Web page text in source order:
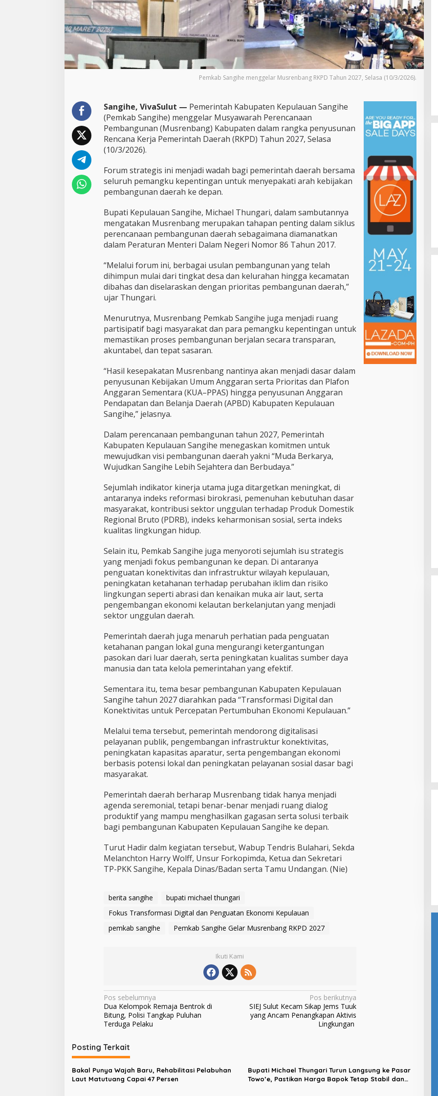
g
R
K
P
D
0
2
o
k
u
s
T
r
n
s
f
o
m
a
s
i
D
g
t
a
l
a
n
P
e
n
u
a
t
a
n
E
o
n
o
m
i
e
p
u
l
a
u
Pemkab Sangihe menggelar Musrenbang RKPD Tahun 2027, Selasa (10/3/2026).
Sangihe, VivaSulut — Pemerintah Kabupaten Kepulauan Sangihe
(Pemkab Sangihe) menggelar Musyawarah Perencanaan
Pembangunan (Musrenbang) Kabupaten dalam rangka penyusunan
Rencana Kerja Pemerintah Daerah (RKPD) Tahun 2027, Selasa
(10/3/2026).
Forum strategis ini menjadi wadah bagi pemerintah daerah bersama
seluruh pemangku kepentingan untuk menyepakati arah kebijakan
pembangunan daerah ke depan.
Bupati Kepulauan Sangihe, Michael Thungari, dalam sambutannya
mengatakan Musrenbang merupakan tahapan penting dalam siklus
perencanaan pembangunan daerah sebagaimana diamanatkan
dalam Peraturan Menteri Dalam Negeri Nomor 86 Tahun 2017.
“Melalui forum ini, berbagai usulan pembangunan yang telah
dihimpun mulai dari tingkat desa dan kelurahan hingga kecamatan
dibahas dan diselaraskan dengan prioritas pembangunan daerah,”
ujar Thungari.
Menurutnya, Musrenbang Pemkab Sangihe juga menjadi ruang
partisipatif bagi masyarakat dan para pemangku kepentingan untuk
memastikan proses pembangunan berjalan secara transparan,
akuntabel, dan tepat sasaran.
“Hasil kesepakatan Musrenbang nantinya akan menjadi dasar dalam
penyusunan Kebijakan Umum Anggaran serta Prioritas dan Plafon
Anggaran Sementara (KUA–PPAS) hingga penyusunan Anggaran
Pendapatan dan Belanja Daerah (APBD) Kabupaten Kepulauan
Sangihe,” jelasnya.
Dalam perencanaan pembangunan tahun 2027, Pemerintah
Kabupaten Kepulauan Sangihe menegaskan komitmen untuk
mewujudkan visi pembangunan daerah yakni “Muda Berkarya,
Wujudkan Sangihe Lebih Sejahtera dan Berbudaya.”
Sejumlah indikator kinerja utama juga ditargetkan meningkat, di
antaranya indeks reformasi birokrasi, pemenuhan kebutuhan dasar
masyarakat, kontribusi sektor unggulan terhadap Produk Domestik
Regional Bruto (PDRB), indeks keharmonisan sosial, serta indeks
kualitas lingkungan hidup.
Selain itu, Pemkab Sangihe juga menyoroti sejumlah isu strategis
yang menjadi fokus pembangunan ke depan. Di antaranya
penguatan konektivitas dan infrastruktur wilayah kepulauan,
peningkatan ketahanan terhadap perubahan iklim dan risiko
lingkungan seperti abrasi dan kenaikan muka air laut, serta
pengembangan ekonomi kelautan berkelanjutan yang menjadi
sektor unggulan daerah.
Pemerintah daerah juga menaruh perhatian pada penguatan
ketahanan pangan lokal guna mengurangi ketergantungan
pasokan dari luar daerah, serta peningkatan kualitas sumber daya
manusia dan tata kelola pemerintahan yang efektif.
Sementara itu, tema besar pembangunan Kabupaten Kepulauan
Sangihe tahun 2027 diarahkan pada “Transformasi Digital dan
Konektivitas untuk Percepatan Pertumbuhan Ekonomi Kepulauan.”
Melalui tema tersebut, pemerintah mendorong digitalisasi
pelayanan publik, pengembangan infrastruktur konektivitas,
peningkatan kapasitas aparatur, serta pengembangan ekonomi
berbasis potensi lokal dan peningkatan pelayanan sosial dasar bagi
masyarakat.
Pemerintah daerah berharap Musrenbang tidak hanya menjadi
agenda seremonial, tetapi benar-benar menjadi ruang dialog
produktif yang mampu menghasilkan gagasan serta solusi terbaik
bagi pembangunan Kabupaten Kepulauan Sangihe ke depan.
Turut Hadir dalm kegiatan tersebut, Wabup Tendris Bulahari, Sekda
Melanchton Harry Wolff, Unsur Forkopimda, Ketua dan Sekretari
TP-PKK Sangihe, Kepala Dinas/Badan serta Tamu Undangan. (Nie)
berita sangihe
bupati michael thungari
Fokus Transformasi Digital dan Penguatan Ekonomi Kepulauan
pemkab sangihe
Pemkab Sangihe Gelar Musrenbang RKPD 2027
Ikuti Kami
N
a
v
i
g
a
s
Pos sebelumnya
Dua Kelompok Remaja Bentrok di
Bitung, Polisi Tangkap Puluhan
Terduga Pelaku
Pos berikutnya
SIEJ Sulut Kecam Sikap Jems Tuuk
yang Ancam Penangkapan Aktivis
Lingkungan
Posting Terkait
Bakal Punya Wajah Baru, Rehabilitasi Pelabuhan
Laut Matutuang Capai 47 Persen
Bupati Michael Thungari Turun Langsung ke Pasar
Towo’e, Pastikan Harga Bapok Tetap Stabil dan
Gubernur Yulius Selvanus Perkuat
Layanan Kesehatan Sulut,
Resmikan Unit Hemodialisis dan
Dorong RSUD Bitung Naik Tipe C
Di Pemprov Sulut Juli 12, 2026
Kader PDI Perjuangan Bitung
Hadirkan Ramlan Ifran di Reses